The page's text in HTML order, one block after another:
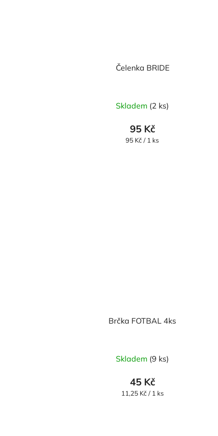
Čelenka BRIDE
Skladem (2 ks)
95 Kč
Měrná
95 Kč / 1 ks
Brčka FOTBAL 4ks
Skladem (9 ks)
45 Kč
Měrná
11,25 Kč / 1 ks